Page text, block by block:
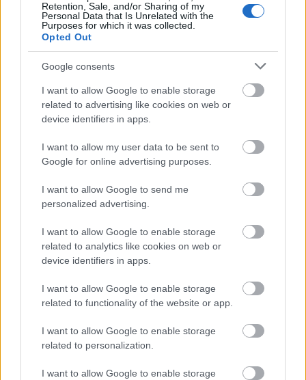
Retention, Sale, and/or Sharing of my
Personal Data that Is Unrelated with the
Purposes for which it was collected.
Opted Out
Google consents
I want to allow Google to enable storage
related to advertising like cookies on web or
device identifiers in apps.
I want to allow my user data to be sent to
Google for online advertising purposes.
I want to allow Google to send me
personalized advertising.
I want to allow Google to enable storage
related to analytics like cookies on web or
device identifiers in apps.
I want to allow Google to enable storage
related to functionality of the website or app.
I want to allow Google to enable storage
related to personalization.
I want to allow Google to enable storage
Churchill: Sokan
szinhazhu 2007. május 17.
Caryl Churchill: Sokan (A Number) címû elõadása az
RS9 Stúdiószínházban.